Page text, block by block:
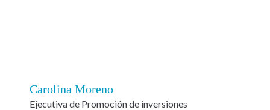
Carolina Moreno
Ejecutiva de Promoción de inversiones